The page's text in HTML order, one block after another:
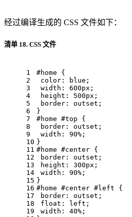
经过编译生成的 CSS 文件如下：
清单 18. CSS 文件
1
2
3
4
5
6
7
8
9
10
11
12
13
14
15
16
17
18
19
#home {
color : blue;
width : 600px ;
height : 500px ;
border : outset;
}
#home #top {
border : outset;
width : 90% ;
}
#home #center {
border : outset;
height : 300px ;
width : 90% ;
}
#home #center #left {
border : outset;
float : left;
width : 40% ;